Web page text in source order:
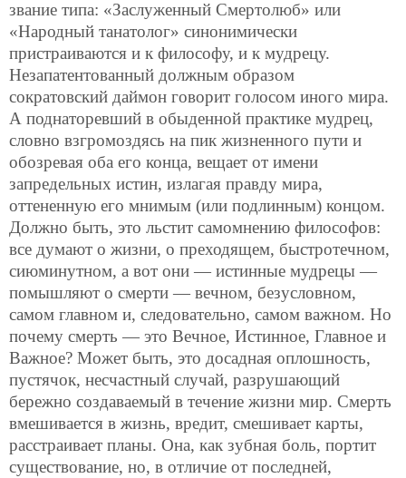
звание типа: «Заслуженный Смертолюб» или
«Народный танатолог» синонимически
пристраиваются и к философу, и к мудрецу.
Незапатентованный должным образом
сократовский даймон говорит голосом иного мира.
А поднаторевший в обыденной практике мудрец,
словно взгромоздясь на пик жизненного пути и
обозревая оба его конца, вещает от имени
запредельных истин, излагая правду мира,
оттененную его мнимым (или подлинным) концом.
Должно быть, это льстит самомнению философов:
все думают о жизни, о преходящем, быстротечном,
сиюминутном, а вот они — истинные мудрецы —
помышляют о смерти — вечном, безусловном,
самом главном и, следовательно, самом важном. Но
почему смерть — это Вечное, Истинное, Главное и
Важное? Может быть, это досадная оплошность,
пустячок, несчастный случай, разрушающий
бережно создаваемый в течение жизни мир. Смерть
вмешивается в жизнь, вредит, смешивает карты,
расстраивает планы. Она, как зубная боль, портит
существование, но, в отличие от последней,